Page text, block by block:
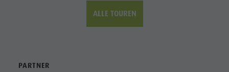
ALLE TOUREN
PARTNER